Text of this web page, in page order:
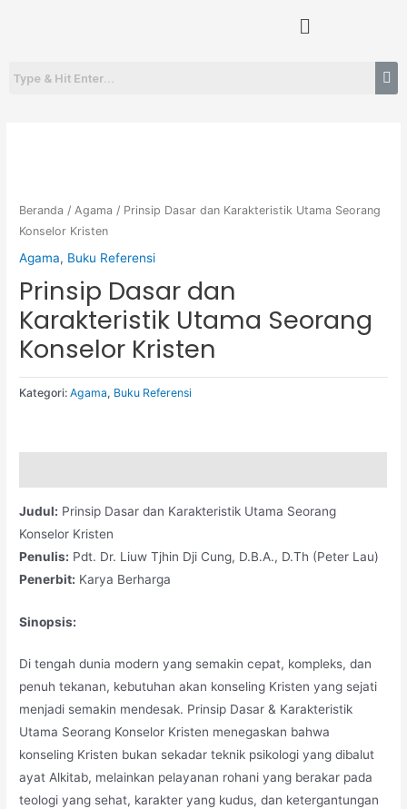
Menu
Beranda / Agama / Prinsip Dasar dan Karakteristik Utama Seorang
Konselor Kristen
Agama, Buku Referensi
Prinsip Dasar dan
Karakteristik Utama Seorang
Konselor Kristen
Kategori:Agama, Buku Referensi
Judul: Prinsip Dasar dan Karakteristik Utama Seorang
Konselor Kristen
Penulis: Pdt. Dr. Liuw Tjhin Dji Cung, D.B.A., D.Th (Peter Lau)
Penerbit: Karya Berharga
Sinopsis:
Di tengah dunia modern yang semakin cepat, kompleks, dan
penuh tekanan, kebutuhan akan konseling Kristen yang sejati
menjadi semakin mendesak. Prinsip Dasar & Karakteristik
Utama Seorang Konselor Kristen menegaskan bahwa
konseling Kristen bukan sekadar teknik psikologi yang dibalut
ayat Alkitab, melainkan pelayanan rohani yang berakar pada
teologi yang sehat, karakter yang kudus, dan ketergantungan